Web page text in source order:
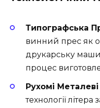
Типографська
винний прес як
друкарську
процес
Рухомі
технології